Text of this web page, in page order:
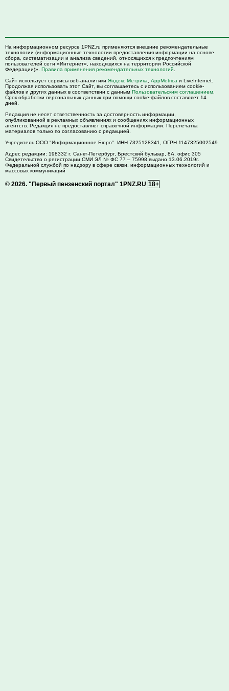
На информационном ресурсе 1PNZ.ru применяются внешние рекомендательные
технологии (информационные технологии предоставления информации на основе
сбора, систематизации и анализа сведений, относящихся к предпочтениям
пользователей сети «Интернет», находящихся на территории Российской
Федерации)». Правила применения рекомендательных технологий
Сайт использует сервисы веб-аналитики Яндекс Метрика AppMetrica и LiveInternet.
Продолжая использовать этот Сайт, вы соглашаетесь с использованием cookie-
файлов и других данных в соответствии с данным Пользовательским соглашением
Срок обработки персональных данных при помощи cookie-файлов составляет 14
дней.
Редакция не несет ответственность за достоверность информации,
опубликованной в рекламных объявлениях и сообщениях информационных
агентств. Редакция не предоставляет справочной информации. Перепечатка
материалов только по согласованию с редакцией.
Учредитель ООО "Информационное Бюро". ИНН 7325128341, ОГРН 1147325002549
Адрес редакции: 198332 г. Санкт-Петербург, Брестский бульвар, 8А, офис 305
Свидетельство о регистрации СМИ ЭЛ № ФС 77 – 75998 выдано 13.06.2019г.
Федеральной службой по надзору в сфере связи, информационных технологий и
массовых коммуникаций
© 2026. "Первый пензенский портал" 1PNZ.RU 18+